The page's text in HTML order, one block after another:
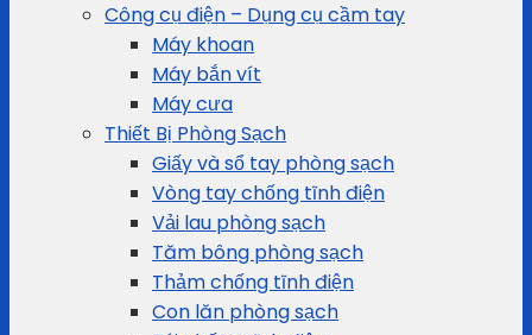
Công cụ điện – Dụng cụ cầm tay
Máy khoan
Máy bắn vít
Máy cưa
Thiết Bị Phòng Sạch
Giấy và sổ tay phòng sạch
Vòng tay chống tĩnh điện
Vải lau phòng sạch
Tăm bông phòng sạch
Thảm chống tĩnh điện
Con lăn phòng sạch